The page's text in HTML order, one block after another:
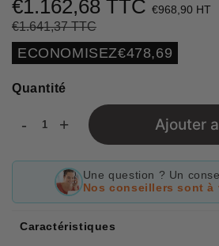
€1.162,68 TTC €968,90 HT
€1.641,37 TTC
régulier
réduit
Unit
price
ECONOMISEZ€478,69
Quantité
- + Ajouter
Une question ? Un
Nos conseillers sont à
Caractéristiques